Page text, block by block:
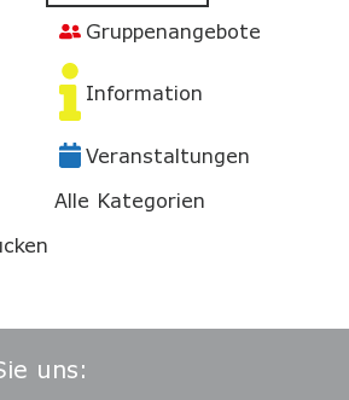
Gruppenangebote
Information
Veranstaltungen
Alle Kategorien
uns: